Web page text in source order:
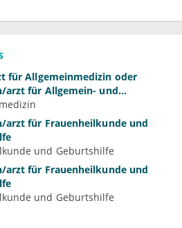
für Allgemeinmedizin oder
arzt für Allgemein- und
für Psychiatrie und
Medizin
arzt für Frauenheilkunde und
und Geburtshilfe
arzt für Frauenheilkunde und
und Geburtshilfe